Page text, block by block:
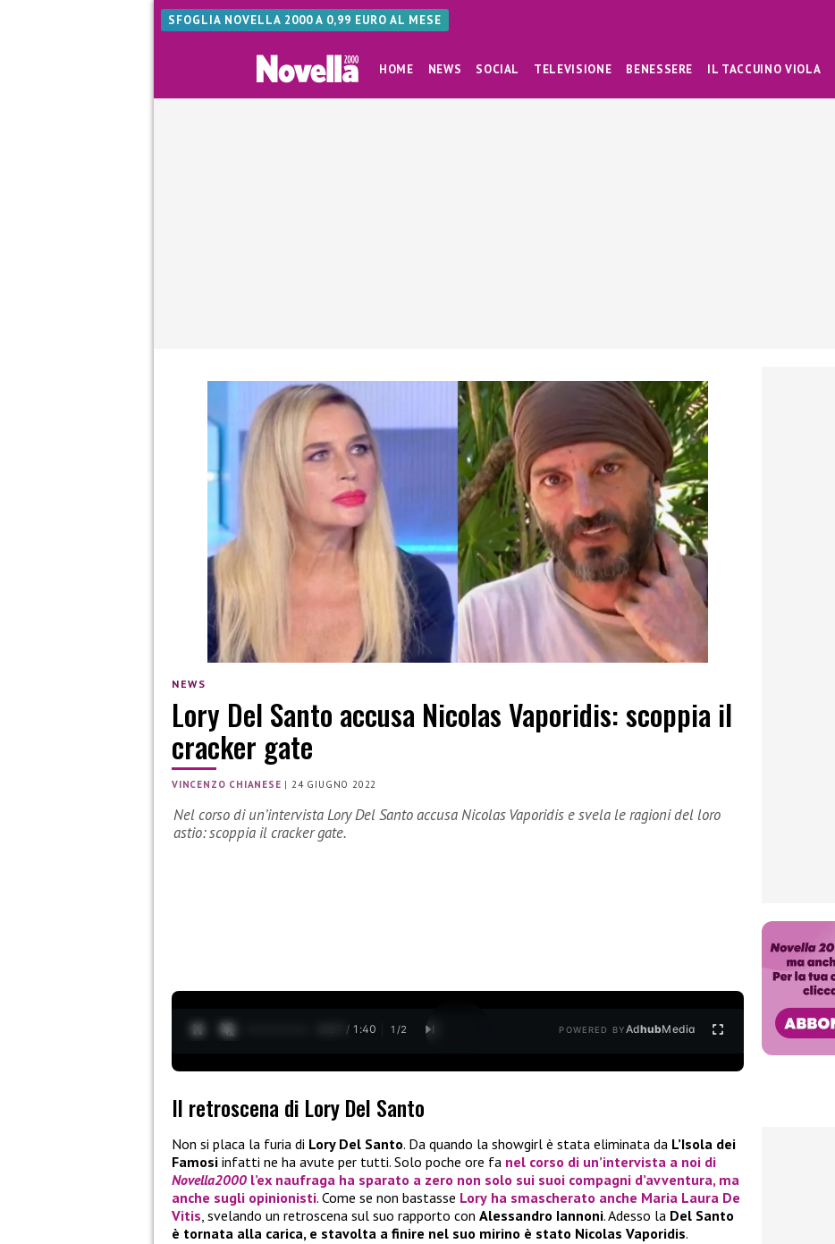
SFOGLIA NOVELLA 2000 A 0,99 EURO AL MESE
HOME NEWS SOCIAL TELEVISIONE BENESSERE IL TACCUINO VIOLA
NEWS
Lory Del Santo accusa Nicolas Vaporidis: scoppia il
cracker gate
VINCENZO CHIANESE |24 GIUGNO 2022
Nel corso di un’intervista Lory Del Santo accusa Nicolas Vaporidis e svela le ragioni del loro
astio: scoppia il cracker gate.
0:28 / 1:40 1 /2 POWERED BYAdhubMedia
Il retroscena di Lory Del Santo
Non si placa la furia di Lory Del Santo. Da quando la showgirl è stata eliminata da L’Isola dei
Famosi infatti ne ha avute per tutti. Solo poche ore fa nel corso di un’intervista a noi di
Novella2000 l’ex naufraga ha sparato a zero non solo sui suoi compagni d’avventura, ma
anche sugli opinionisti. Come se non bastasse Lory ha smascherato anche Maria Laura De
Vitis, svelando un retroscena sul suo rapporto con Alessandro Iannoni. Adesso la Del Santo
è tornata alla carica, e stavolta a finire nel suo mirino è stato Nicolas Vaporidis.